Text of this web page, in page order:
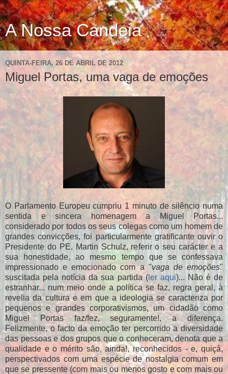
A Nossa Candeia
QUINTA-FEIRA, 26 DE ABRIL DE 2012
Miguel Portas, uma vaga de emoções
O Parlamento Europeu cumpriu 1 minuto de silêncio numa
sentida e sincera homenagem a Miguel Portas...
considerado por todos os seus colegas como um homem de
grandes convicções, foi particularmente gratificante ouvir o
Presidente do PE, Martin Schulz, referir o seu carácter e a
sua honestidade, ao mesmo tempo que se confessava
impressionado e emocionado com a "vaga de emoções"
suscitada pela notícia da sua partida (ler aqui)... Não é de
estranhar... num meio onde a política se faz, regra geral, à
revelia da cultura e em que a ideologia se caracteriza por
pequenos e grandes corporativismos, um cidadão como
Miguel Portas faz/fez, seguramente!, a diferença.
Felizmente, o facto da emoção ter percorrido a diversidade
das pessoas e dos grupos que o conheceram, denota que a
qualidade e o mérito são, ainda!, reconhecidos - e, quiçá,
perspectivados com uma espécie de nostalgia comum em
que se pressente (com mais ou menos gosto e com mais ou